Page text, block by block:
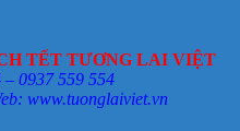
TẾT TƯƠNG LAI VIỆT
0937 559 554
www.tuonglaiviet.vn